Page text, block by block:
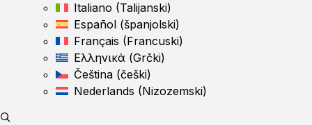
Italiano (Talijanski)
Español (španjolski)
Français (Francuski)
Ελληνικά (Grčki)
Čeština (češki)
Nederlands (Nizozemski)